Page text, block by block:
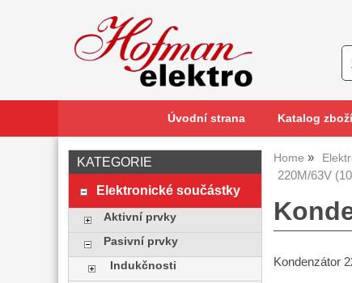
Úvodní strana Katalog zboží
Home
220M/63V
Kondenzátor
KATEGORIE
Elektronické součástky
Aktivní prvky
Pasivní prvky
Indukčnosti